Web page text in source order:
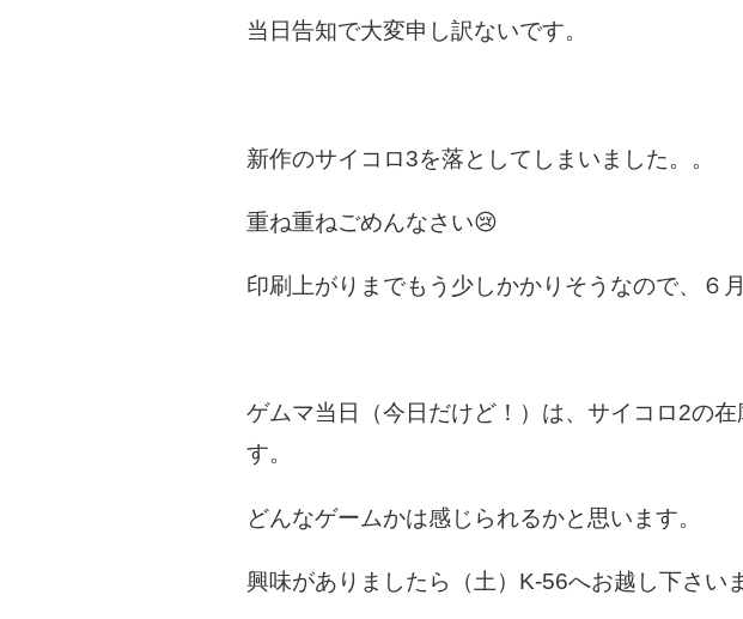
当日告知で大変申し訳ないです。
新作のサイコロ3を落としてしまいました。。
重ね重ねごめんなさい😢
印刷上がりまでもう少しかかりそうなので、６
ゲムマ当日（今日だけど！）は、サイコロ2の
す。
どんなゲームかは感じられるかと思います。
興味がありましたら（土）K-56へお越し下さい